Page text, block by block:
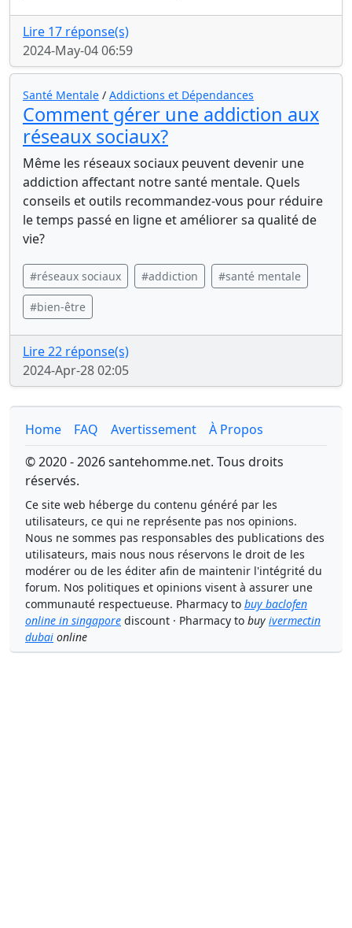
Lire 17 réponse(s)
2024-May-04 06:59
Santé Mentale / Addictions et Dépendances
Comment gérer une addiction aux
réseaux sociaux?
Même les réseaux sociaux peuvent devenir une
addiction affectant notre santé mentale. Quels
conseils et outils recommandez-vous pour réduire
le temps passé en ligne et améliorer sa qualité de
vie?
#réseaux sociaux #addiction #santé mentale
#bien-être
Lire 22 réponse(s)
2024-Apr-28 02:05
Home FAQ Avertissement
À Propos
© 2020 - 2026 santehomme.net. Tous droits
réservés.
Ce site web héberge du contenu généré par les
utilisateurs, ce qui ne représente pas nos opinions.
Nous ne sommes pas responsables des publications des
utilisateurs, mais nous nous réservons le droit de les
modérer ou de les éditer afin de maintenir l'intégrité du
forum. Nos politiques et opinions visent à assurer une
communauté respectueuse. Pharmacy to buy baclofen
online in singapore discount · Pharmacy to buy ivermectin
dubai online